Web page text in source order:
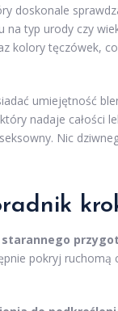
doskonale
na typ urody czy
kolory tęczówek,
umiejętność
nadaje całości
Nic
pokryj